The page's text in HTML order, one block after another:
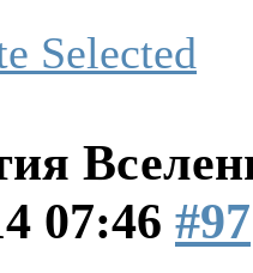
07:46 #97